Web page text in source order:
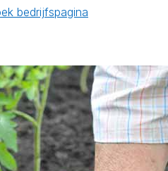
bedrijfspagina